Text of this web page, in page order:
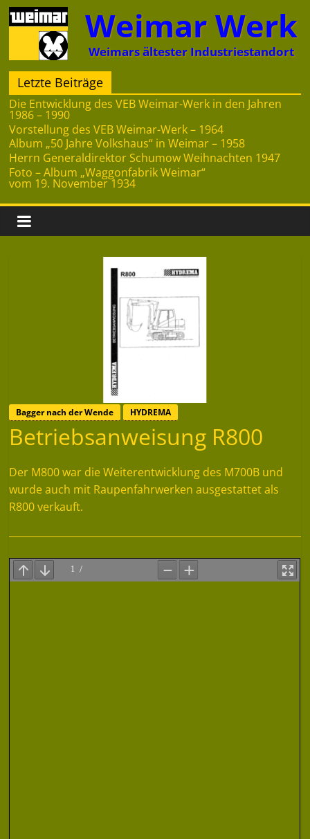
Zum
Inhalt
springen
Weimar Werk
Weimars ältester Industriestandort
Letzte Beiträge
Die Entwicklung des VEB Weimar-Werk in den Jahren
1986 – 1990
Vorstellung des VEB Weimar-Werk – 1964
Album „50 Jahre Volkshaus“ in Weimar – 1958
Herrn Generaldirektor Schumow Weihnachten 1947
Foto – Album „Waggonfabrik Weimar“
vom 19. November 1934
Bagger nach der Wende HYDREMA
Betriebsanweisung R800
Der M800 war die Weiterentwicklung des M700B und
wurde auch mit Raupenfahrwerken ausgestattet als
R800 verkauft.